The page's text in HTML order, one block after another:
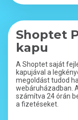
Shoptet
kapu
A Shoptet saját
kapujával a
megoldást tudod
webáruházadban.
számítva 24 órán
a fizetéseket.